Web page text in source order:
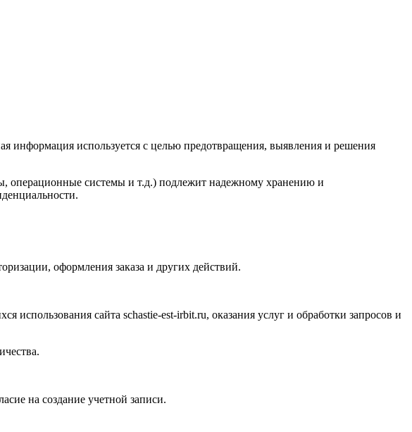
информация используется с целью предотвращения, выявления и решения
операционные системы и т.д.) подлежит надежному хранению и
оформления заказа и других действий.
использования сайта schastie-est-irbit.ru, оказания услуг и обработки запросов и
на создание учетной записи.